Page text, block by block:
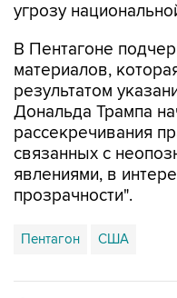
В Пентагоне
результатом
Дональда Трампа
рассекречивания
связанных с
явлениями, в
прозрачности".
Пентагон США